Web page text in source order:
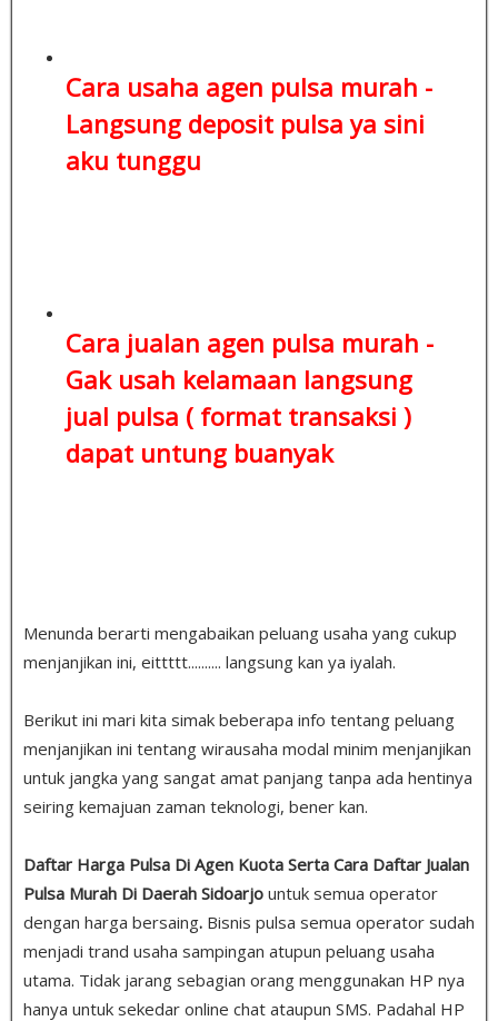
Cara usaha agen pulsa murah -
Langsung deposit pulsa ya sini
aku tunggu
Cara jualan agen pulsa murah -
Gak usah kelamaan langsung
jual pulsa ( format transaksi )
dapat untung buanyak
Menunda berarti mengabaikan peluang usaha yang cukup
menjanjikan ini, eittttt.......... langsung kan ya iyalah.
Berikut ini mari kita simak beberapa info tentang peluang
menjanjikan ini tentang wirausaha modal minim menjanjikan
untuk jangka yang sangat amat panjang tanpa ada hentinya
seiring kemajuan zaman teknologi, bener kan.
Daftar Harga Pulsa Di Agen Kuota Serta Cara Daftar Jualan
Pulsa Murah Di Daerah Sidoarjo untuk semua operator
dengan harga bersaing. Bisnis pulsa semua operator sudah
menjadi trand usaha sampingan atupun peluang usaha
utama. Tidak jarang sebagian orang menggunakan HP nya
hanya untuk sekedar online chat ataupun SMS. Padahal HP